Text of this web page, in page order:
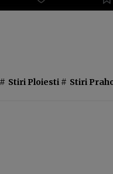
# Stiri Ploiesti # Stiri